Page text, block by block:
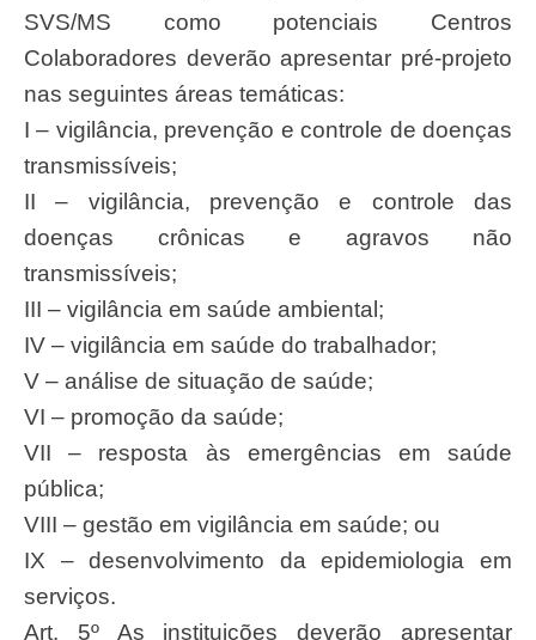
SVS/MS como potenciais Centros
Colaboradores deverão apresentar pré-projeto
nas seguintes áreas temáticas:
I – vigilância, prevenção e controle de doenças
transmissíveis;
II – vigilância, prevenção e controle das
doenças crônicas e agravos não
transmissíveis;
III – vigilância em saúde ambiental;
IV – vigilância em saúde do trabalhador;
V – análise de situação de saúde;
VI – promoção da saúde;
VII – resposta às emergências em saúde
pública;
VIII – gestão em vigilância em saúde; ou
IX – desenvolvimento da epidemiologia em
serviços.
Art. 5º As instituições deverão apresentar